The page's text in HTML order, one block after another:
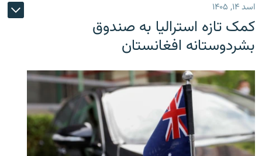
اسد ۱۴, ۱۴۰۵
کمک تازه استرالیا به صندوق
بشردوستانه افغانستان